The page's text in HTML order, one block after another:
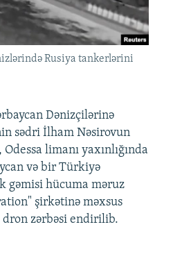
Rusiya tankerlərini
Dənizçilərinə
sədri İlham Nəsirovun
limanı yaxınlığında
və bir Türkiyə
gəmisi hücuma məruz
şirkətinə məxsus
dron zərbəsi endirilib.